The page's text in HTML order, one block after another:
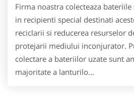
Firma noastra colecteaza
in recipienti special destinati
reciclarii si reducerea resurselor
protejarii mediului inconjurator.
colectare a bateriilor uzate sunt
majoritate a lanturilo...